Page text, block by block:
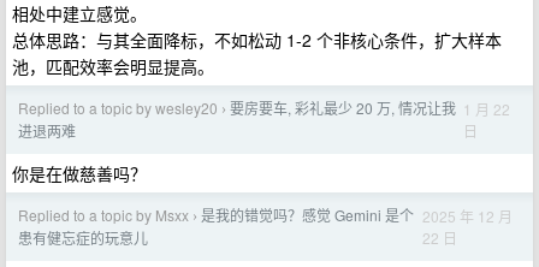
相处中建立感觉。
总体思路：与其全面降标，不如松动 1-2 个非核心条件，扩大样本
池，匹配效率会明显提高。
Replied to a topic by wesley20 › 要房要车, 彩礼最少 20 万, 情况让我
进退两难
1 月 22
日
你是在做慈善吗？
Replied to a topic by Msxx › 是我的错觉吗？感觉 Gemini 是个
患有健忘症的玩意儿
2025 年 12 月
22 日